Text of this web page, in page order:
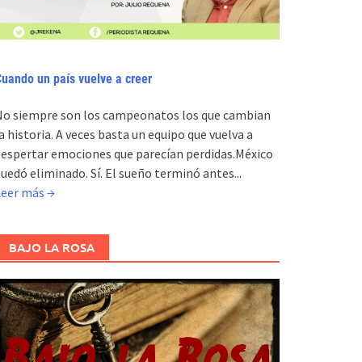
un país vuelve a creer
siempre son los campeonatos los que cambian
historia. A veces basta un equipo que vuelva a
emociones que parecían perdidas.México
eliminado. Sí. El sueño terminó antes...
más →
BAJO LA ROSA